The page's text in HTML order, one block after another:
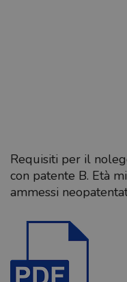
Requisiti per il
con patente B. Età
ammessi